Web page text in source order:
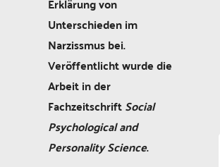
Unterschieden im
Narzissmus bei.
Veröffentlicht wurde die
Arbeit in der
FachzeitschriftSocial
Psychological and
Personality Science.